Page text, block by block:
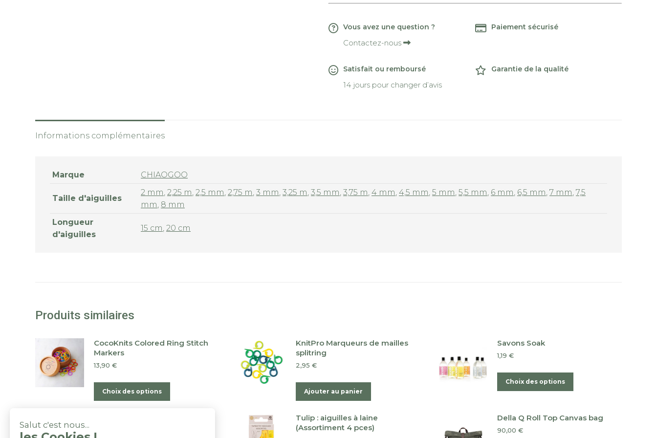
Acier
Vous avez une question ?
Contactez-nous
Paiement sécurisé
Satisfait ou remboursé
14 jours pour changer d’avis
Garantie de la qualité
Informations complémentaires
Marque CHIAOGOO
Taille d'aiguilles
2 mm, 2,25 m, 2,5 mm, 2,75 m, 3 mm, 3,25 m, 3,5 mm, 3,75 m, 4 mm, 4,5 mm, 5 mm, 5,5 mm, 6 mm, 6,5 mm, 7 mm, 7,5
mm, 8 mm
Longueur
d'aiguilles
15 cm, 20 cm
Produits similaires
CocoKnits Colored Ring Stitch
Markers
13,90 €
Choix des options
produit
KnitPro Marqueurs de mailles
splitring
2,95 €
Ajouter au panier
Savons Soak
1,19 €
Choix des options
produit
plusieurs
Tulip : aiguilles à laine
(Assortiment 4 pces)
Della Q Roll Top Canvas bag
90,00 €
Salut c'est nous...